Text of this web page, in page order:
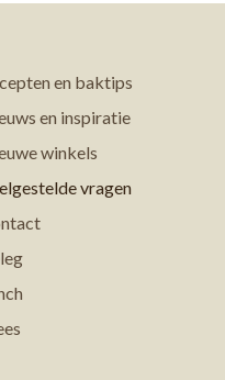
en baktips
en inspiratie
winkels
vragen